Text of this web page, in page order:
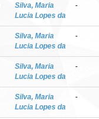
Silva, Maria
Lucia Lopes da
-
Silva, Maria
Lucia Lopes da
-
Silva, Maria
Lucia Lopes da
-
Silva, Maria
Lucia Lopes da
-